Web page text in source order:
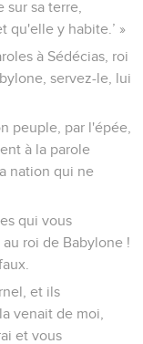
sa terre,
qu'elle y habite.’ »
à Sédécias, roi
servez-le, lui
peuple, par l'épée,
à la parole
nation qui ne
qui vous
roi de Babylone !
et ils
venait de moi,
et vous